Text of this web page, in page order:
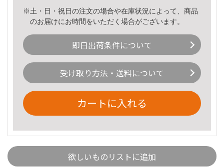
※土・日・祝日の注文の場合や在庫状況によって、商品
のお届けにお時間をいただく場合がございます。
即日出荷条件について
受け取り方法・送料について
カートに入れる
欲しいものリストに追加